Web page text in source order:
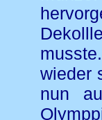
wieder
nun